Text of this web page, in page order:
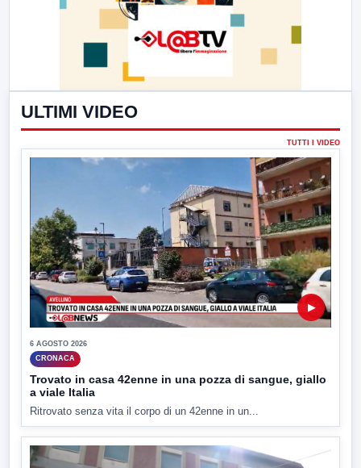
ULTIMI VIDEO
TUTTI I VIDEO
▶
6 AGOSTO 2026
CRONACA
Trovato in casa 42enne in una pozza di sangue, giallo
a viale Italia
Ritrovato senza vita il corpo di un 42enne in un...